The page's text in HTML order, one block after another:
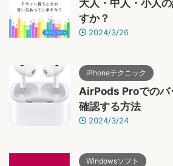
大人・中人・小人
すか？
2024/3/26
iPhoneテクニック
AirPods Proでのバ
確認する方法
2024/3/24
Windowsソフト